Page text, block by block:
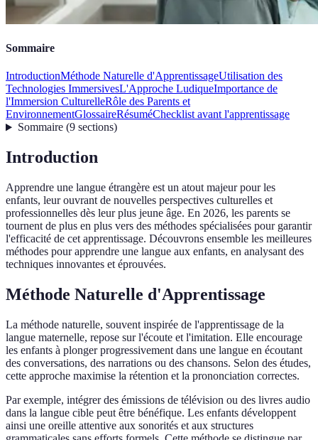
Sommaire
IntroductionMéthode Naturelle d'ApprentissageUtilisation des
Technologies ImmersivesL'Approche LudiqueImportance de
l'Immersion CulturelleRôle des Parents et
EnvironnementGlossaireRésuméChecklist avant l'apprentissage
Sommaire(9 sections)
Introduction
Apprendre une langue étrangère est un atout majeur pour les
enfants, leur ouvrant de nouvelles perspectives culturelles et
professionnelles dès leur plus jeune âge. En 2026, les parents se
tournent de plus en plus vers des méthodes spécialisées pour garantir
l'efficacité de cet apprentissage. Découvrons ensemble les meilleures
méthodes pour apprendre une langue aux enfants, en analysant des
techniques innovantes et éprouvées.
Méthode Naturelle d'Apprentissage
La méthode naturelle, souvent inspirée de l'apprentissage de la
langue maternelle, repose sur l'écoute et l'imitation. Elle encourage
les enfants à plonger progressivement dans une langue en écoutant
des conversations, des narrations ou des chansons. Selon des études,
cette approche maximise la rétention et la prononciation correctes.
Par exemple, intégrer des émissions de télévision ou des livres audio
dans la langue cible peut être bénéfique. Les enfants développent
ainsi une oreille attentive aux sonorités et aux structures